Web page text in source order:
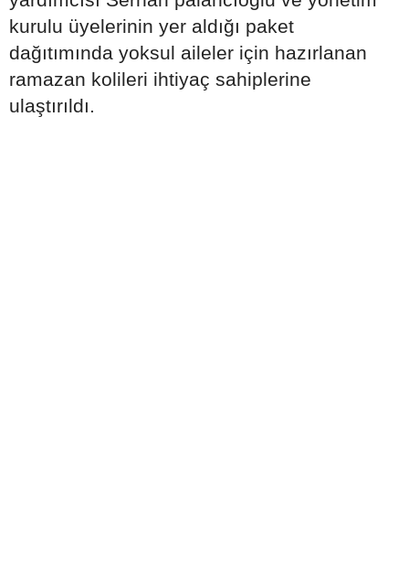
kurulu üyelerinin yer aldığı paket
dağıtımında yoksul aileler için hazırlanan
ramazan kolileri ihtiyaç sahiplerine
ulaştırıldı.